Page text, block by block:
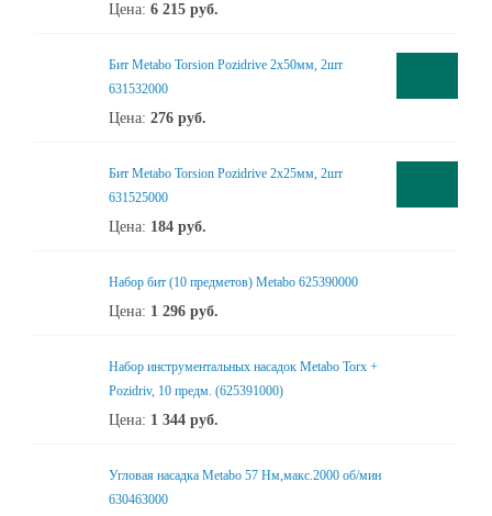
Цена: 6 215 руб.
Бит Metabo Torsion Pozidrive 2x50мм, 2шт
631532000
Цена: 276 руб.
Бит Metabo Torsion Pozidrive 2x25мм, 2шт
631525000
Цена: 184 руб.
Набор бит (10 предметов) Metabo 625390000
Цена: 1 296 руб.
Набор инструментальных насадок Metabo Torx +
Pozidriv, 10 предм. (625391000)
Цена: 1 344 руб.
Угловая насадка Metabo 57 Нм,макс.2000 об/мин
630463000